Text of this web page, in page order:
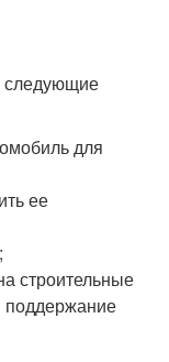
следующие
для
ее
строительные
поддержание